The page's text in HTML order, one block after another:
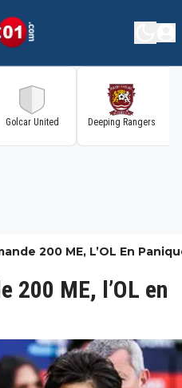
Golcar United Deeping Rangers
200 ME, L’OL En
200 ME, l’OL en